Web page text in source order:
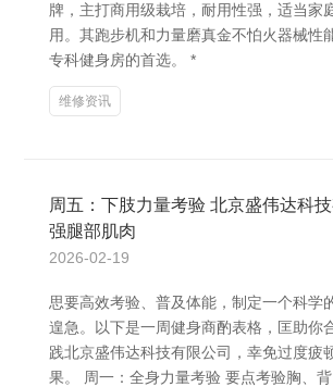
牌，主打商用级栽培，耐用性强，适当家
用。其跑步机和力量磨真金不怕火器械性
专科健身房的首选。 *
维修资讯
周五：下肢力量考验 北京盛伟达科
强腿部肌肉
2026-02-19
思要高效考验、普及体能，制定一个科学
遑急。以下是一周健身商酌表格，匡助你
践北京盛伟达科技有限公司，幸免过度疲
果。 周一：全身力量考验 要点考验胸、背